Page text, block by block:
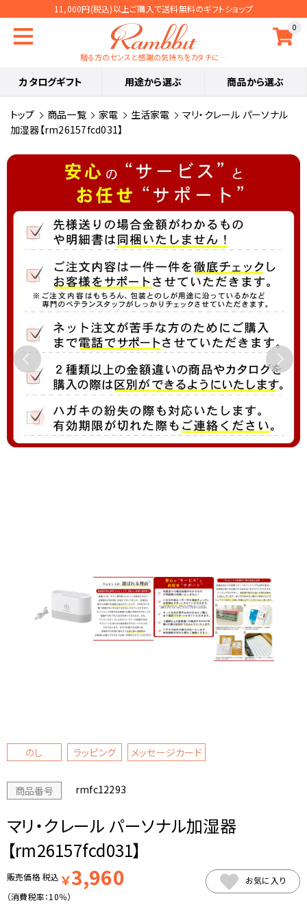
11,000円(税込)以上ご購入で送料無料のギフトショップ
0
贈る方のセンスと感謝の気持ちをカタチに…
カタログギフト 用途から選ぶ 商品から選ぶ
トップ 商品一覧 家電 生活家電
マリ・クレール パーソナル
加湿器【rm26157fcd031】
のし ラッピング メッセージカード
商品番号 rmfc12293
マリ・クレール パーソナル加湿器
【rm26157fcd031】
販売価格税込 ￥3,960
（消費税率：10％）
お気に入り